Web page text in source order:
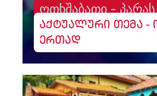
ოთხშაბათი -
აქტუალური თემა
ერთად